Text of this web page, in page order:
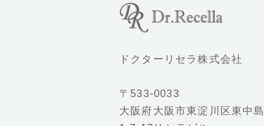
ドクターリセラ株式会社
〒533-0033
大阪府大阪市東淀川区東中島